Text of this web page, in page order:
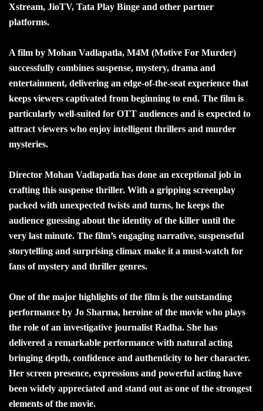
Xstream, JioTV, Tata Play Binge and other partner
platforms.
A film by Mohan Vadlapatla, M4M (Motive For Murder)
successfully combines suspense, mystery, drama and
entertainment, delivering an edge-of-the-seat experience that
keeps viewers captivated from beginning to end. The film is
particularly well-suited for OTT audiences and is expected to
attract viewers who enjoy intelligent thrillers and murder
mysteries.
Director Mohan Vadlapatla has done an exceptional job in
crafting this suspense thriller. With a gripping screenplay
packed with unexpected twists and turns, he keeps the
audience guessing about the identity of the killer until the
very last minute. The film’s engaging narrative, suspenseful
storytelling and surprising climax make it a must-watch for
fans of mystery and thriller genres.
One of the major highlights of the film is the outstanding
performance by Jo Sharma, heroine of the movie who plays
the role of an investigative journalist Radha. She has
delivered a remarkable performance with natural acting
bringing depth, confidence and authenticity to her character.
Her screen presence, expressions and powerful acting have
been widely appreciated and stand out as one of the strongest
elements of the movie.